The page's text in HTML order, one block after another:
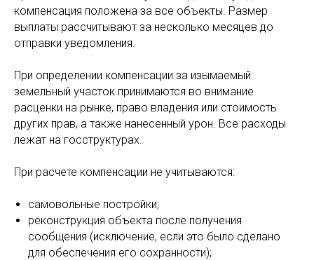
компенсация положена за все объекты. Размер
выплаты рассчитывают за несколько месяцев до
отправки уведомления.
При определении компенсации за изымаемый
земельный участок принимаются во внимание
расценки на рынке, право владения или стоимость
других прав, а также нанесенный урон. Все расходы
лежат на госструктурах.
При расчете компенсации не учитываются:
самовольные постройки;
реконструкция объекта после получения
сообщения (исключение, если это было сделано
для обеспечения его сохранности);